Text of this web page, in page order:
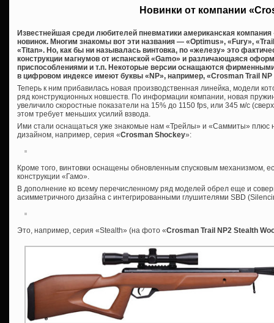
Новинки от компании
Известнейшая среди любителей пневматики американская
новинок. Многим знакомы вот эти названия — «Optimus», «Fury»,
«Titan». Но, как бы ни называлась винтовка, по «железу» это
конструкции магнумов от испанской «Gamo» и различающаяся
приспособлениями и т.п. Некоторые версии оснащаются
в цифровом индексе имеют буквы «NP», например, «Crosman Trail NP
Теперь к ним прибавилась новая производственная линейка, модели
ряд конструкционных новшеств. По информации компании, новая
увеличило скоростные показатели на 15% до 1150 fps, или 345 м/с
этом требует меньших усилий взвода.
Ими стали оснащаться уже знакомые нам «Трейлы» и «Саммиты» плюс
дизайном, например, серия «Crosman Shockey»:
Кроме того, винтовки оснащены обновленным спусковым механизмом,
конструкции «Гамо».
В дополнение ко всему перечисленному ряд моделей обрел еще и
асимметричного дизайна с интегрированными глушителями SBD
Это, например, серия «Stealth» (на фото «Crosman Trail NP2 Stealth